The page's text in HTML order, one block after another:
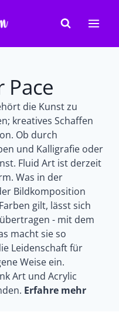
Pace
die Kunst zu
kreatives Schaffen
Ob durch
und Kalligrafie oder
Fluid Art ist derzeit
Was in der
Bildkomposition
gilt, lässt sich
- mit dem
macht sie so
Leidenschaft für
Weise ein.
Art und Acrylic
Erfahre mehr